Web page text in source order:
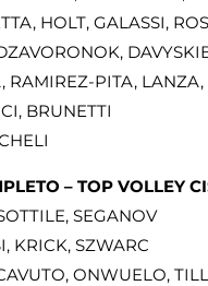
HOLT, GALASSI,
RAMIREZ-PITA,
BRUNETTI
– TOP VOLLEY
SEGANOV
KRICK, SZWARC
ONWUELO,